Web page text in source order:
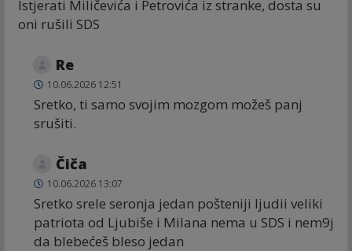
Istjerati Miličevića i Petrovića iz stranke, dosta su
oni rušili SDS
Re
10.06.2026 12:51
Sretko, ti samo svojim mozgom možeš panj
srušiti.
Čiča
10.06.2026 13:07
Sretko srele seronja jedan pošteniji ljudii veliki
patriota od Ljubiše i Milana nema u SDS i nem9j
da blebećeš bleso jedan